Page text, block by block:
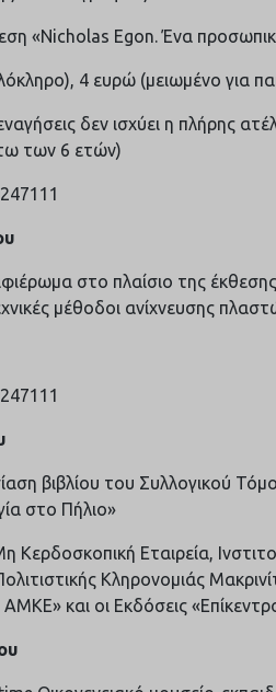
«Nicholas Egon. Ένα
4 ευρώ (μειωμένο για
δεν ισχύει η πλήρης
των 6 ετών)
στο πλαίσιο της
μέθοδοι ανίχνευσης
βιβλίου του Συλλογικού
στο Πήλιο»
Κερδοσκοπική Εταιρεία,
Κληρονομιάς
και οι Εκδόσεις